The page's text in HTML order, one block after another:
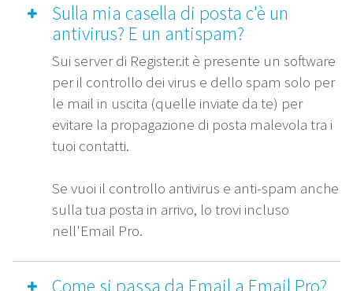
Sulla mia casella di posta c'è un
antivirus? E un antispam?
Sui server di Register.it è presente un software
per il controllo dei virus e dello spam solo per
le mail in uscita (quelle inviate da te) per
evitare la propagazione di posta malevola tra i
tuoi contatti.
Se vuoi il controllo antivirus e anti-spam anche
sulla tua posta in arrivo, lo trovi incluso
nell'Email Pro.
Come si passa da Email a Email Pro?